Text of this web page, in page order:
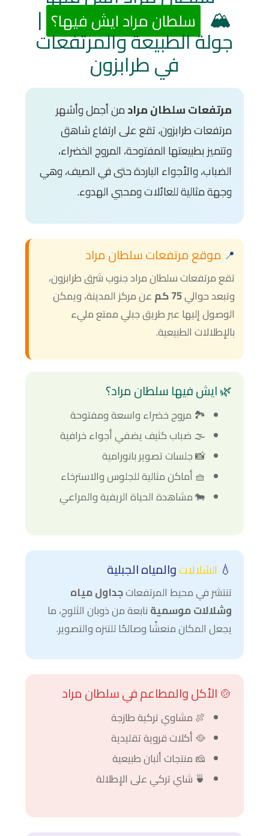
🏔️ سلطان مراد ايش فيها؟ |
جولة الطبيعة والمرتفعات
في طرابزون
مرتفعات سلطان مرادمن أجمل وأشهر
مرتفعات طرابزون، تقع على ارتفاع شاهق
وتتميز بطبيعتها المفتوحة، المروج الخضراء،
الضباب، والأجواء الباردة حتى في الصيف، وهي
وجهة مثالية للعائلات ومحبي الهدوء.
📍 موقع مرتفعات سلطان مراد
تقع مرتفعات سلطان مراد جنوب شرق طرابزون،
وتبعد حوالي75 كم
عن مركز المدينة، ويمكن
الوصول إليها عبر طريق جبلي ممتع مليء
بالإطلالات الطبيعية.
🌿 ايش فيها سلطان مراد؟
🏞️ مروج خضراء واسعة ومفتوحة
🌫️ ضباب كثيف يضفي أجواء خرافية
📸 جلسات تصوير بانورامية
🧺 أماكن مثالية للجلوس والاسترخاء
🐄 مشاهدة الحياة الريفية والمراعي
💧 الشلالاتوالمياه الجبلية
تنتشر في محيط المرتفعاتجداول مياه
وشلالات موسميةنابعة من ذوبان الثلوج، ما
يجعل المكان منعشًا وصالحًا للتنزه والتصوير.
🍲 الأكل والمطاعم في سلطان مراد
🍖 مشاوي تركية طازجة
🥘 أكلات قروية تقليدية
🧀 منتجات ألبان طبيعية
🍵 شاي تركي على الإطلالة